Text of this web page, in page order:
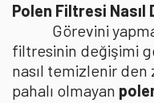
Polen Filtresi Nasıl
Görevini
filtresinin değişimi
nasıl temizlenir
pahalı olmayan